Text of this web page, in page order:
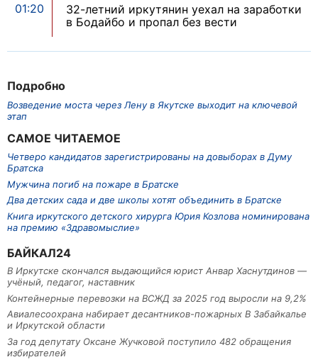
Подробно
Возведение моста через Лену в Якутске выходит на ключевой
этап
САМОЕ ЧИТАЕМОЕ
Четверо кандидатов зарегистрированы на довыборах в Думу
Братска
Мужчина погиб на пожаре в Братске
Два детских сада и две школы хотят объединить в Братске
Книга иркутского детского хирурга Юрия Козлова номинирована
на премию «Здравомыслие»
БАЙКАЛ24
В Иркутске скончался выдающийся юрист Анвар Хаснутдинов —
учёный, педагог, наставник
Контейнерные перевозки на ВСЖД за 2025 год выросли на 9,2%
Авиалесоохрана набирает десантников-пожарных В Забайкалье
и Иркутской области
За год депутату Оксане Жучковой поступило 482 обращения
избирателей
01:20
32-летний иркутянин уехал на заработки
в Бодайбо и пропал без вести